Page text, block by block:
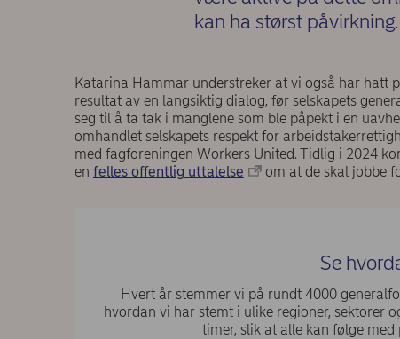
kan ha størst påvirkning.
Katarina Hammar understreker at vi også har hatt
resultat av en langsiktig dialog, før selskapets
seg til å ta tak i manglene som ble påpekt i en
omhandlet selskapets respekt for
med fagforeningen Workers United. Tidlig i 2024
en felles offentlig uttalelse om at de skal jobbe
Se
Hvert år stemmer vi på rundt 4000
hvordan vi har stemt i ulike regioner, sektorer
timer, slik at alle kan følge